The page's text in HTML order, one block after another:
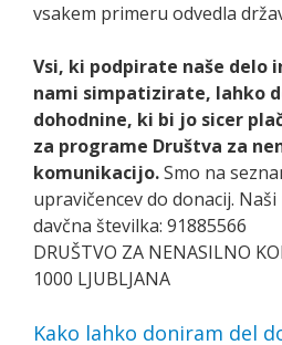
vsakem primeru odvedla
Vsi, ki podpirate naše delo
nami simpatizirate, lahko
dohodnine, ki bi jo sicer
za programe Društva za
komunikacijo.Smo na
upravičencev do donacij.
davčna številka: 91885566
DRUŠTVO ZA NENASILNO
1000 LJUBLJANA
Kako lahko doniram del